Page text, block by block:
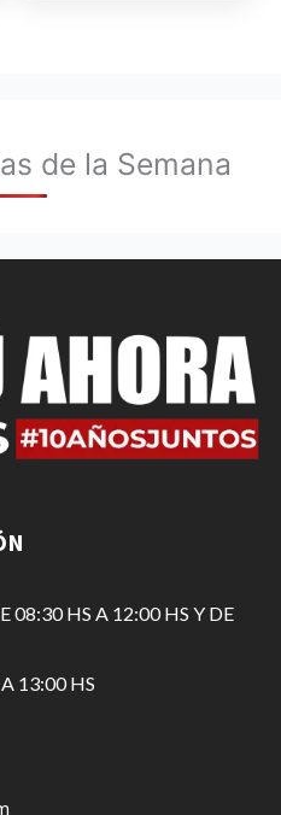
de la Semana
08:30 HS A 12:00 HS Y DE
13:00 HS